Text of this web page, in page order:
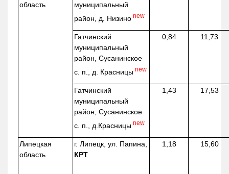
область
муниципальный
район, д. Низино new
Гатчинский
муниципальный
район, Сусанинское
с. п., д. Красницы new
0,84 11,73
Гатчинский
муниципальный
район, Сусанинское
с. п., д.Красницы new
1,43 17,53
Липецкая
область
г. Липецк, ул. Папина,
КРТ
1,18 15,60